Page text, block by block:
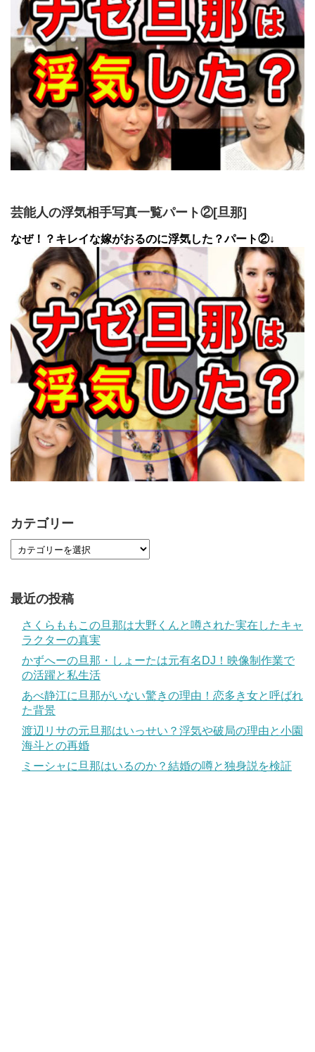
芸能人の浮気相手写真一覧パート②[旦那]
なぜ！？キレイな嫁がおるのに浮気した？パート②↓
カテゴリー
最近の投稿
さくらももこの旦那は大野くんと噂された実在したキャ
ラクターの真実
かずへーの旦那・しょーたは元有名DJ！映像制作業で
の活躍と私生活
あべ静江に旦那がいない驚きの理由！恋多き女と呼ばれ
た背景
渡辺リサの元旦那はいっせい？浮気や破局の理由と小園
海斗との再婚
ミーシャに旦那はいるのか？結婚の噂と独身説を検証